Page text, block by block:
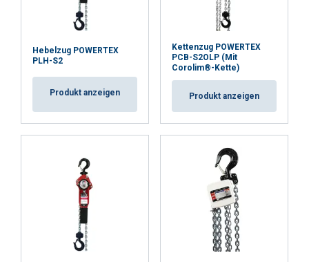
Hebelzug POWERTEX
PLH-S2
Produkt anzeigen
Kettenzug POWERTEX
PCB-S2OLP (Mit
Corolim®-Kette)
Produkt anzeigen